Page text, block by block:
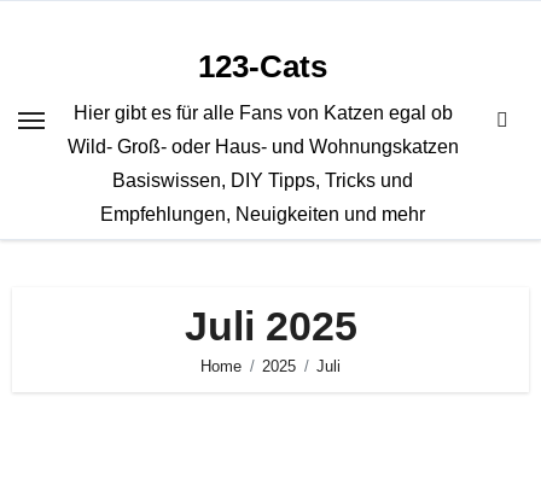
123-Cats
Hier gibt es für alle Fans von Katzen egal ob
Wild- Groß- oder Haus- und Wohnungskatzen
Basiswissen, DIY Tipps, Tricks und
Empfehlungen, Neuigkeiten und mehr
Juli 2025
Home 2025 Juli